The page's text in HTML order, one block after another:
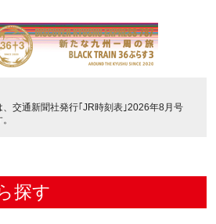
交通新聞社発行｢JR時刻表｣2026年8月号
探す